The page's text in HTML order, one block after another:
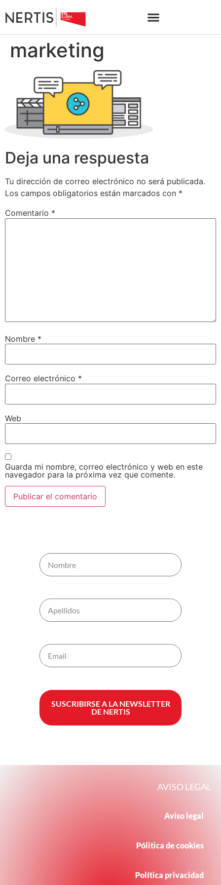
marketing
Deja una respuesta
Tu dirección de correo electrónico no será publicada.
Los campos obligatorios están marcados con *
Comentario *
Nombre *
Correo electrónico *
Web
Guarda mi nombre, correo electrónico y web en este
navegador para la próxima vez que comente.
SUSCRIBIRSE A LA NEWSLETTER
DE NERTIS
AVISO LEGAL
Aviso legal
Pólitica de cookies
Política privacidad